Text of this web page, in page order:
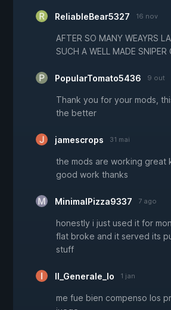
ReliableBear5327 16 nov
AFTER SO MANY WEAYRS
SUCH A WELL MADE SNIPER
PopularTomato5436 9 out
Thank you for your mods,
the better
jamescrops 31 mai
the mods are working great
good work thanks
MinimalPizza9337 7 ago
honestly i just used it for
flat broke and it served its
stuff
Il_Generale_Io 1 jan
me fue bien compenso los